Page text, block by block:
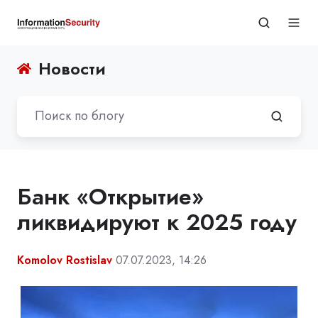
Новости
Банк «Открытие»
ликвидируют к 2025 году
Komolov Rostislav 07.07.2023, 14:26